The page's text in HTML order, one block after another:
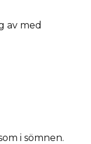
av med
i sömnen.